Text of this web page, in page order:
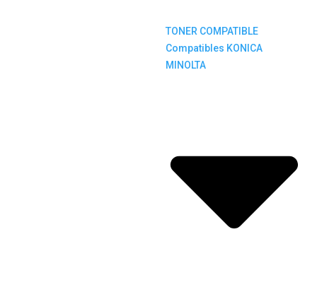
TONER COMPATIBLE
Compatibles KONICA
MINOLTA